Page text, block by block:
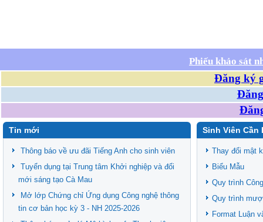
Phiếu khảo sát
Đăng ký
Tin mới
Thông báo về ưu đãi Tiếng Anh cho sinh viên
Tuyển dụng tại Trung tâm Khởi nghiệp và đổi
mới sáng tạo Cà Mau
Mở lớp Chứng chỉ Ứng dụng Công nghệ thông
tin cơ bản học kỳ 3 - NH 2025-2026
Sinh Viên Cần
Thay đổi mật
Biểu Mẫu
Quy trình
Quy trình
Format Luận